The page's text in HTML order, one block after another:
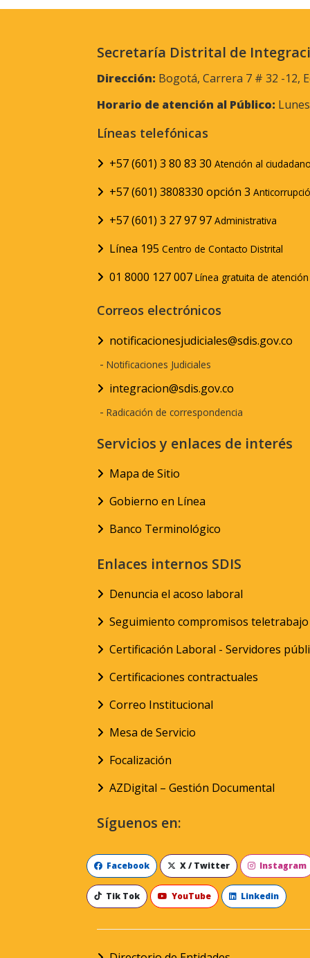
Secretaría Distrital de
Dirección: Bogotá, Carrera 7 # 32 -12,
Horario de atención al Público:
Líneas telefónicas
+57 (601) 3 80 83 30 Atención al
+57 (601) 3808330 opción 3
+57 (601) 3 27 97 97 Administrativa
Línea 195 Centro de Contacto Distrital
01 8000 127 007 Línea gratuita de
Correos electrónicos
notificacionesjudiciales@sdis.gov.co
- Notificaciones Judiciales
integracion@sdis.gov.co
- Radicación de correspondencia
Servicios y enlaces de interés
Mapa de Sitio
Gobierno en Línea
Banco Terminológico
Enlaces internos SDIS
Denuncia el acoso laboral
Seguimiento compromisos teletrabajo
Certificación Laboral - Servidores
Certificaciones contractuales
Correo Institucional
Mesa de Servicio
Focalización
AZDigital – Gestión Documental
Síguenos en:
Facebook X / Twitter Instagram
Tik Tok YouTube Linkedin